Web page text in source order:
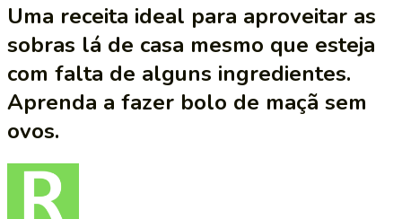
Uma receita ideal para aproveitar as
sobras lá de casa mesmo que esteja
com falta de alguns ingredientes.
Aprenda a fazer bolo de maçã sem
ovos.